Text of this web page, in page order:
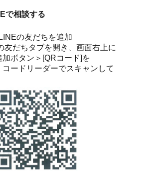
で相談する
の友だちを追加
友だちタブを開き、画面右上に
加ボタン＞[QRコード]を
コードリーダーでスキャンして